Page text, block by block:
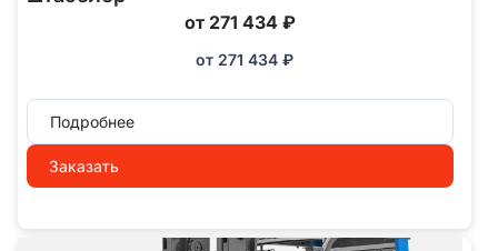
от 271 434 ₽
от 271 434 ₽
Подробнее
Заказать